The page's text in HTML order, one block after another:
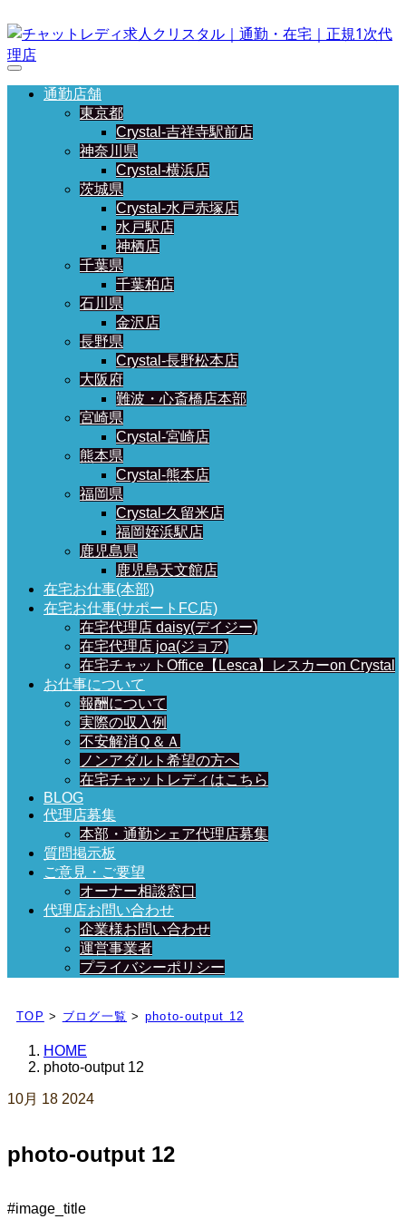
通勤店舗
東京都
Crystal-吉祥寺駅前店
神奈川県
Crystal-横浜店
茨城県
Crystal-水戸赤塚店
水戸駅店
神栖店
千葉県
千葉柏店
石川県
金沢店
長野県
Crystal-長野松本店
大阪府
難波・心斎橋店本部
宮崎県
Crystal-宮崎店
熊本県
Crystal-熊本店
福岡県
Crystal-久留米店
福岡姪浜駅店
鹿児島県
鹿児島天文館店
在宅お仕事(本部)
在宅お仕事(サポートFC店)
在宅代理店 daisy(デイジー)
在宅代理店 joa(ジョア)
在宅チャットOffice【Lesca】レスカーon Crystal
お仕事について
報酬について
実際の収入例
不安解消Ｑ＆Ａ
ノンアダルト希望の方へ
在宅チャットレディはこちら
BLOG
代理店募集
本部・通勤シェア代理店募集
質問掲示板
ご意見・ご要望
オーナー相談窓口
代理店お問い合わせ
企業様お問い合わせ
運営事業者
プライバシーポリシー
日々、ブログを更新中！
TOP > ブログ一覧 > photo-output 12
HOME
photo-output 12
10月 18 2024
photo-output 12
#image_title